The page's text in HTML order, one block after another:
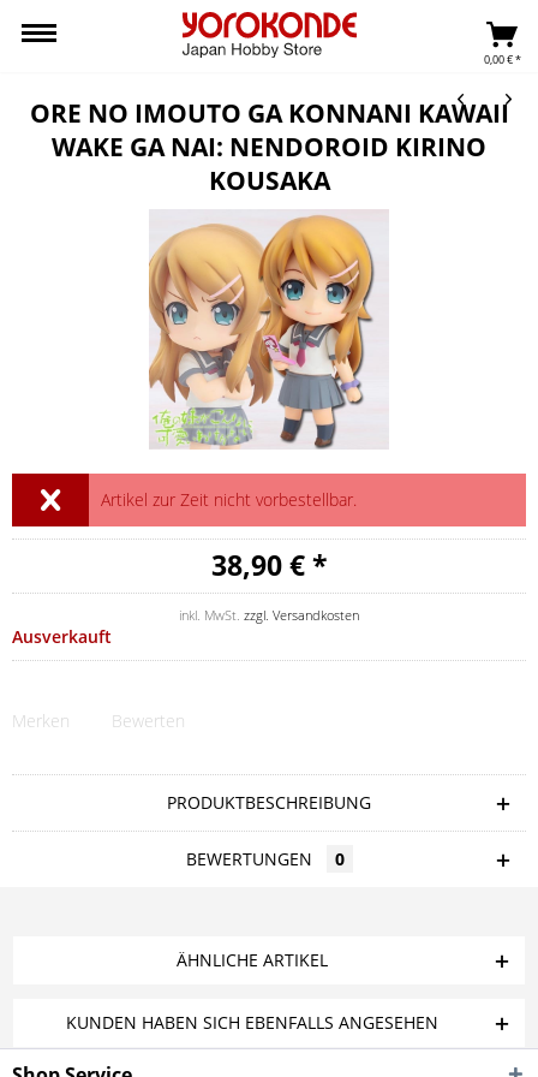
0,00 € *
ORE NO IMOUTO GA KONNANI KAWAII
WAKE GA NAI: NENDOROID KIRINO
KOUSAKA
Artikel zur Zeit nicht vorbestellbar.
38,90 € *
inkl. MwSt. zzgl. Versandkosten
Ausverkauft
Merken Bewerten
PRODUKTBESCHREIBUNG
BEWERTUNGEN 0
ÄHNLICHE ARTIKEL
KUNDEN HABEN SICH EBENFALLS ANGESEHEN